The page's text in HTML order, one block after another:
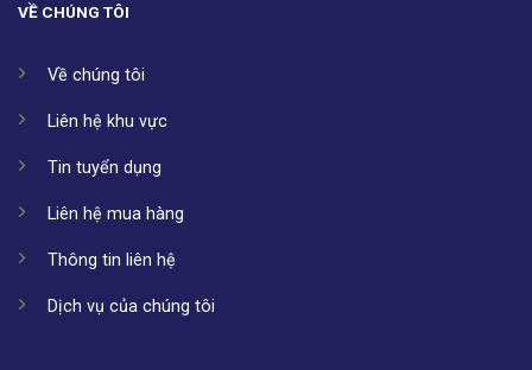
VỀ CHÚNG TÔI
Về chúng tôi
Liên hệ khu vực
Tin tuyển dụng
Liên hệ mua hàng
Thông tin liên hệ
Dịch vụ của chúng tôi